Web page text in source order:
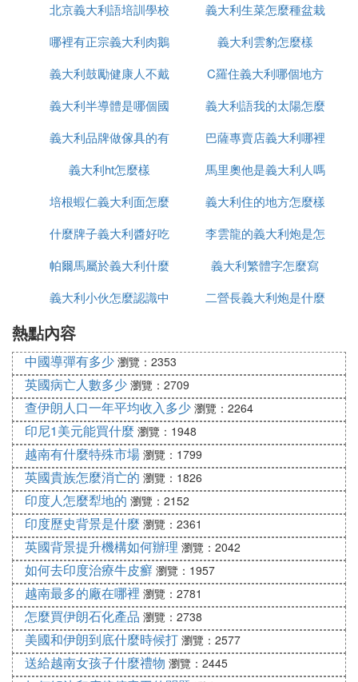
找到外部樓梯，沿樓梯進屋擊倒癮君子，換上混混服
穿上私家偵探服裝：在小鎮街巷裡找到打盹的私家
偵探，弄醒他後尾隨他，找機會下手，比如在樓洞或
換上保鏢制服：去庄園斜對面的花壇旁，偷襲長條
椅上坐著的黑衣保鏢，換上他的衣服。
以下是部分服裝的游戲截圖：
……
㈢ 殺手象牙白在哪裡
在頂層拍賣會。
在最頂層拍賣會出來過道對面的房子（就是劇情故事
裡，扮演明星和目標見面的屋子），裡面有兩個看守
保鏢。
殺手象牙白是殺手6當中的角色。
《殺手6》是一款Io-Interactive製作、SquareEnix發
行的動作冒險游戲。在本作中，主角要進行的任務地
點包括了法國巴黎，義大利薩皮扎，摩洛哥馬拉喀
什，泰國曼谷，美國科羅拉多州，日本北海道等地，
我們熟悉的老牌殺手47，要在ICA的幫助下展開全球
范圍的獵殺行動。該作依舊包含了系列核心元素，玩
家可以使用眾多道具在全球各種奢華，奇異的地方完
成暗殺任務,力圖打造更真實的殺手世界。
品牌
北京義大利語培訓學校
有哪些
義大利生菜怎麼種盆栽
哪裡有正宗義大利肉鵝
苗出售嗎
義大利雲豹怎麼樣
義大利鼓勵健康人不戴
口罩這什麼操作
C羅住義大利哪個地方
義大利半導體是哪個國
家的
義大利語我的太陽怎麼
寫
義大利品牌做傢具的有
哪些品牌
巴薩專賣店義大利哪裡
有
義大利ht怎麼樣
馬里奧他是義大利人嗎
法語怎麼說
培根蝦仁義大利面怎麼
做
義大利住的地方怎麼樣
什麼牌子義大利醬好吃
李雲龍的義大利炮是怎
麼發射
帕爾馬屬於義大利什麼
區
義大利繁體字怎麼寫
義大利小伙怎麼認識中
二營長義大利炮是什麼
熱點內容
中國導彈有多少 瀏覽：2353
英國病亡人數多少 瀏覽：2709
查伊朗人口一年平均收入多少 瀏覽：2264
印尼1美元能買什麼 瀏覽：1948
越南有什麼特殊市場 瀏覽：1799
英國貴族怎麼消亡的 瀏覽：1826
印度人怎麼犁地的 瀏覽：2152
印度歷史背景是什麼 瀏覽：2361
英國背景提升機構如何辦理 瀏覽：2042
如何去印度治療牛皮癬 瀏覽：1957
越南最多的廠在哪裡 瀏覽：2781
怎麼買伊朗石化產品 瀏覽：2738
美國和伊朗到底什麼時候打 瀏覽：2577
送給越南女孩子什麼禮物 瀏覽：2445